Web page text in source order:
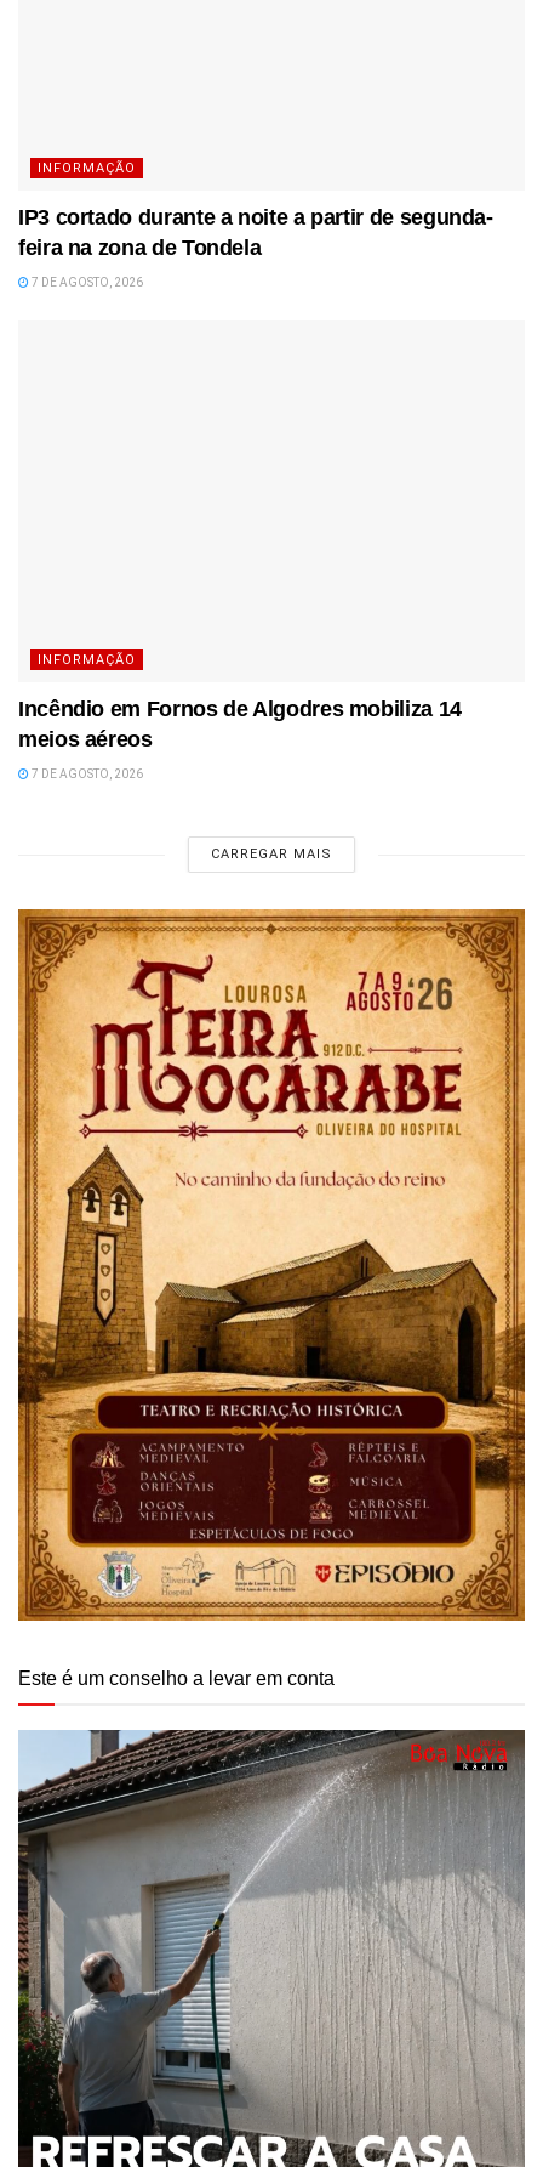
INFORMAÇÃO
IP3 cortado durante a noite a partir de segunda-
feira na zona de Tondela
7 DE AGOSTO, 2026
INFORMAÇÃO
Incêndio em Fornos de Algodres mobiliza 14
meios aéreos
7 DE AGOSTO, 2026
CARREGAR MAIS
Este é um conselho a levar em conta